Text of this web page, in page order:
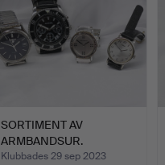
SORTIMENT AV
ARMBANDSUR.
Klubbades 29 sep 2023